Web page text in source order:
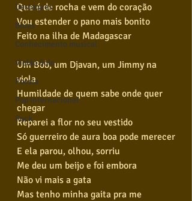
Destaques
Blues
Conhecimento musical
Violão Solo
Poesia
Pop Internacional
Rock
Que é de rocha e vem do coração
Vou estender o pano mais bonito
Feito na ilha de Madagascar
Um Bob, um Djavan, um Jimmy na
viola
Humildade de quem sabe onde quer
chegar
Reparei a flor no seu vestido
Só guerreiro de aura boa pode merecer
E ela parou, olhou, sorriu
Me deu um beijo e foi embora
Não vi mais a gata
Mas tenho minha gaita pra me